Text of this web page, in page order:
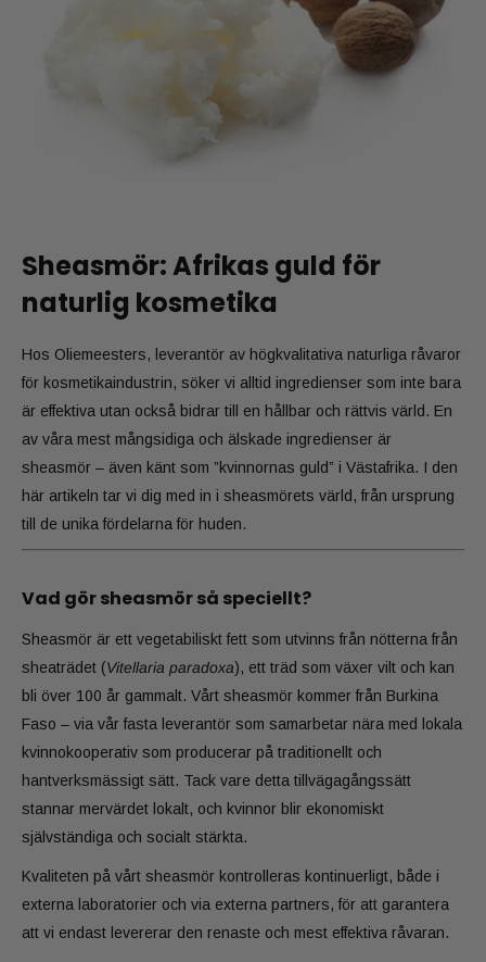
Sheasmör: Afrikas guld för
naturlig kosmetika
Hos Oliemeesters, leverantör av högkvalitativa naturliga råvaror
för kosmetikaindustrin, söker vi alltid ingredienser som inte bara
är effektiva utan också bidrar till en hållbar och rättvis värld. En
av våra mest mångsidiga och älskade ingredienser är
sheasmör – även känt som ”kvinnornas guld” i Västafrika. I den
här artikeln tar vi dig med in i sheasmörets värld, från ursprung
till de unika fördelarna för huden.
Vad gör sheasmör så speciellt?
Sheasmör är ett vegetabiliskt fett som utvinns från nötterna från
sheaträdet (Vitellaria paradoxa), ett träd som växer vilt och kan
bli över 100 år gammalt. Vårt sheasmör kommer från Burkina
Faso – via vår fasta leverantör som samarbetar nära med lokala
kvinnokooperativ som producerar på traditionellt och
hantverksmässigt sätt. Tack vare detta tillvägagångssätt
stannar mervärdet lokalt, och kvinnor blir ekonomiskt
självständiga och socialt stärkta.
Kvaliteten på vårt sheasmör kontrolleras kontinuerligt, både i
externa laboratorier och via externa partners, för att garantera
att vi endast levererar den renaste och mest effektiva råvaran.